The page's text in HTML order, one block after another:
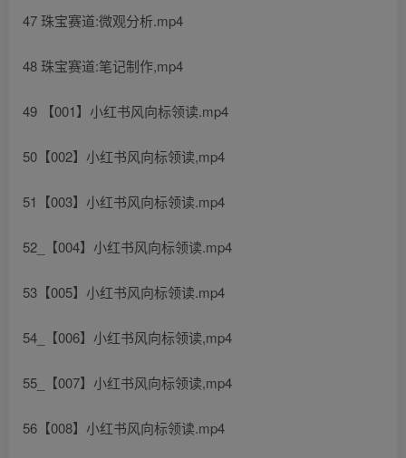
47 珠宝赛道:微观分析.mp4
48 珠宝赛道:笔记制作,mp4
49 【001】小红书风向标领读.mp4
50【002】小红书风向标领读,mp4
51【003】小红书风向标领读.mp4
52_【004】小红书风向标领读.mp4
53【005】小红书风向标领读.mp4
54_【006】小红书风向标领读,mp4
55_【007】小红书风向标领读,mp4
56【008】小红书风向标领读.mp4